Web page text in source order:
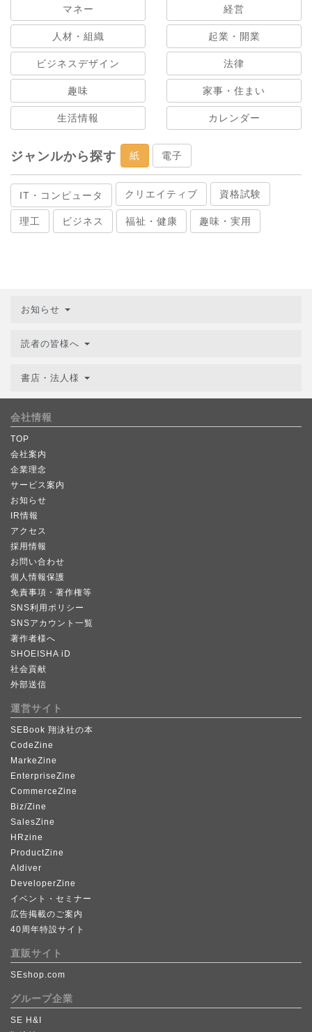
マネー 経営
人材・組織 起業・開業
ビジネスデザイン 法律
趣味 家事・住まい
生活情報 カレンダー
ジャンルから探す 紙 電子
IT・コンピュータ クリエイティブ 資格試験
理工 ビジネス 福祉・健康 趣味・実用
お知らせ
読者の皆様へ
書店・法人様
会社情報
TOP
会社案内
企業理念
サービス案内
お知らせ
IR情報
アクセス
採用情報
お問い合わせ
個人情報保護
免責事項・著作権等
SNS利用ポリシー
SNSアカウント一覧
著作者様へ
SHOEISHA iD
社会貢献
外部送信
運営サイト
SEBook 翔泳社の本
CodeZine
MarkeZine
EnterpriseZine
CommerceZine
Biz/Zine
SalesZine
HRzine
ProductZine
AIdiver
DeveloperZine
イベント・セミナー
広告掲載のご案内
40周年特設サイト
直販サイト
SEshop.com
グループ企業
SE H&I